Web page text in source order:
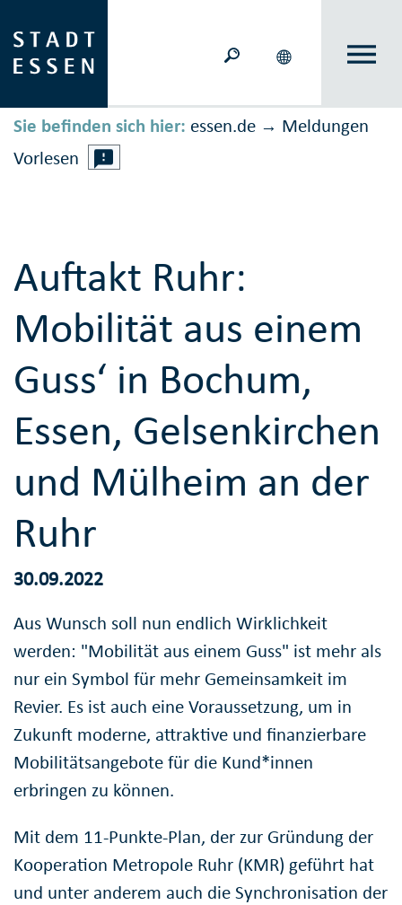
Sie befinden sich hier: essen.de → Meldungen
Vorlesen
Auftakt Ruhr:
Mobilität aus einem
Guss‘ in Bochum,
Essen, Gelsenkirchen
und Mülheim an der
Ruhr
30.09.2022
Aus Wunsch soll nun endlich Wirklichkeit
werden: "Mobilität aus einem Guss" ist mehr als
nur ein Symbol für mehr Gemeinsamkeit im
Revier. Es ist auch eine Voraussetzung, um in
Zukunft moderne, attraktive und finanzierbare
Mobilitätsangebote für die Kund*innen
erbringen zu können.
Mit dem 11-Punkte-Plan, der zur Gründung der
Kooperation Metropole Ruhr (KMR) geführt hat
und unter anderem auch die Synchronisation der